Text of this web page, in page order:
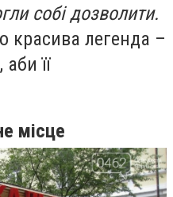
собі дозволити.
красива легенда –
її
місце